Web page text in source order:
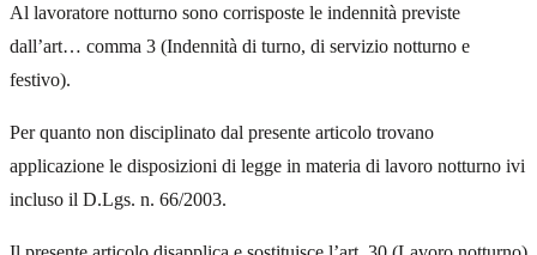
Al lavoratore notturno sono corrisposte le indennità previste
dall’art… comma 3 (Indennità di turno, di servizio notturno e
festivo).
Per quanto non disciplinato dal presente articolo trovano
applicazione le disposizioni di legge in materia di lavoro notturno ivi
incluso il D.Lgs. n. 66/2003.